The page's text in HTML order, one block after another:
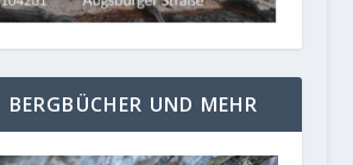
UND MEHR